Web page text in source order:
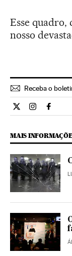
Esse quadro,
nosso
Receba o
Opiniao El País
Opiniao El
MAIS